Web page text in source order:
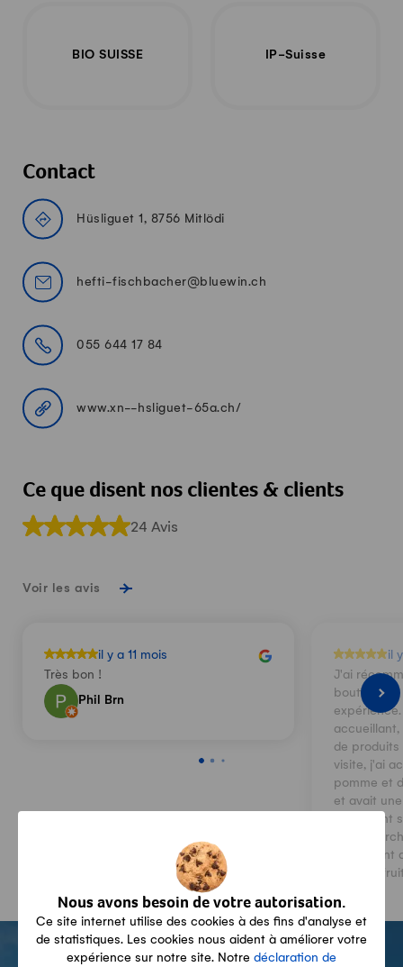
Nous avons besoin de votre autorisation.
Ce site internet utilise des cookies à des fins d'analyse et
de statistiques. Les cookies nous aident à améliorer votre
expérience sur notre site. Notre déclaration de
BIO SUISSE IP-Suisse
Contact
Hüsliguet 1, 8756 Mitlödi
hefti-fischbacher@bluewin.ch
055 644 17 84
www.xn--hsliguet-65a.ch/
Ce que disent nos clientes & clients
24 Avis
Voir les avis
il y a 11 mois
Très bon !
Phil Brn
il
J'ai
boutique et
de produits
visite, j'ai
pomme et
et avait
nettement
également
riche et
frais et de
des
Bien que
à leur exhaustivité, leur véracité et leur actualité.